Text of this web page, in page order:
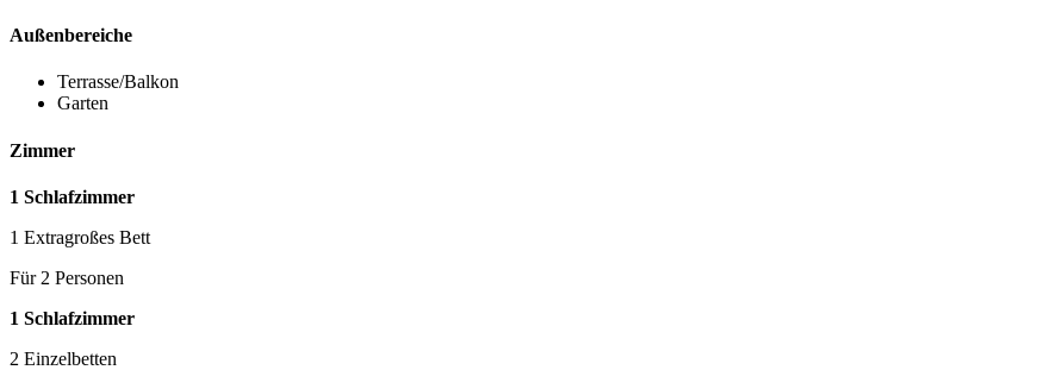
Außenbereiche
Terrasse/Balkon
Garten
Zimmer
1 Schlafzimmer
1 Extragroßes Bett
Für 2 Personen
1 Schlafzimmer
2 Einzelbetten